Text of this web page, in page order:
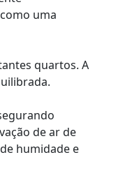
uma
quartos. A
de ar de
humidade e